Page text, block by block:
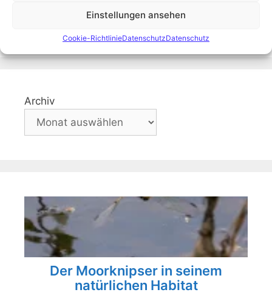
Einstellungen ansehen
Cookie-RichtlinieDatenschutzDatenschutz
Moorknipser,Sprinkenhof
Archiv
Der Moorknipser in seinem
natürlichen Habitat